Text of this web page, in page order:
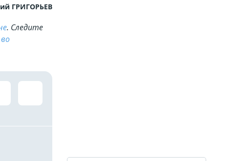
ГРИГОРЬЕВ
. Cледите